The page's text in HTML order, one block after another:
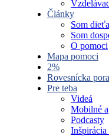
Články
Som
Som
O pomoci
Mapa pomoci
2%
Rovesnícka
Pre teba
Videá
Mobilné
Podcasty
Inšpirácia